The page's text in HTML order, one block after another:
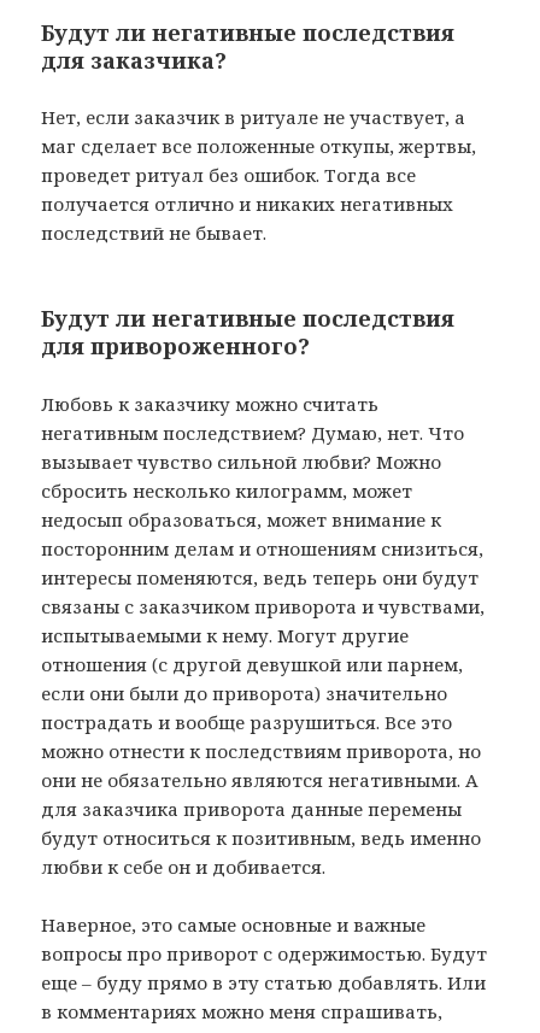
Будут ли негативные последствия
для заказчика?
Нет, если заказчик в ритуале не участвует, а
маг сделает все положенные откупы, жертвы,
проведет ритуал без ошибок. Тогда все
получается отлично и никаких негативных
последствий не бывает.
Будут ли негативные последствия
для привороженного?
Любовь к заказчику можно считать
негативным последствием? Думаю, нет. Что
вызывает чувство сильной любви? Можно
сбросить несколько килограмм, может
недосып образоваться, может внимание к
посторонним делам и отношениям снизиться,
интересы поменяются, ведь теперь они будут
связаны с заказчиком приворота и чувствами,
испытываемыми к нему. Могут другие
отношения (с другой девушкой или парнем,
если они были до приворота) значительно
пострадать и вообще разрушиться. Все это
можно отнести к последствиям приворота, но
они не обязательно являются негативными. А
для заказчика приворота данные перемены
будут относиться к позитивным, ведь именно
любви к себе он и добивается.
Наверное, это самые основные и важные
вопросы про приворот с одержимостью. Будут
еще – буду прямо в эту статью добавлять. Или
в комментариях можно меня спрашивать,